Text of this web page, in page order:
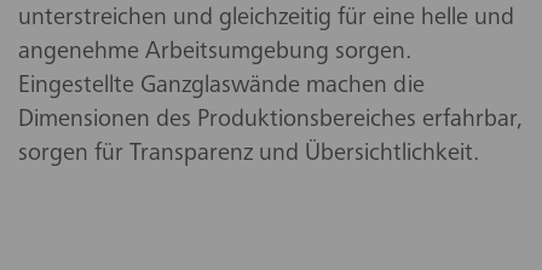
unterstreichen und gleichzeitig für eine helle und
angenehme Arbeitsumgebung sorgen.
Eingestellte Ganzglaswände machen die
Dimensionen des Produktionsbereiches erfahrbar,
sorgen für Transparenz und Übersichtlichkeit.